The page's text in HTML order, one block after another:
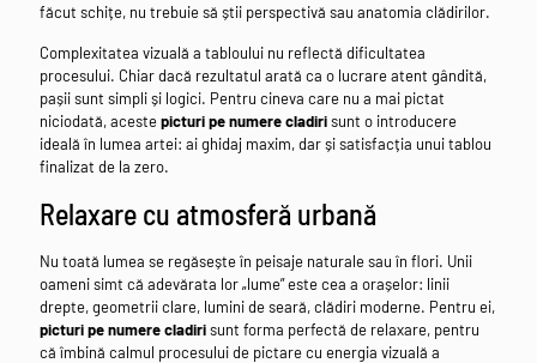
făcut schițe, nu trebuie să știi perspectivă sau anatomia clădirilor.
Complexitatea vizuală a tabloului nu reflectă dificultatea
procesului. Chiar dacă rezultatul arată ca o lucrare atent gândită,
pașii sunt simpli și logici. Pentru cineva care nu a mai pictat
niciodată, acestepicturi pe numere cladirisunt o introducere
ideală în lumea artei: ai ghidaj maxim, dar și satisfacția unui tablou
finalizat de la zero.
Relaxare cu atmosferă urbană
Nu toată lumea se regăsește în peisaje naturale sau în flori. Unii
oameni simt că adevărata lor „lume” este cea a orașelor: linii
drepte, geometrii clare, lumini de seară, clădiri moderne. Pentru ei,
picturi pe numere cladirisunt forma perfectă de relaxare, pentru
că îmbină calmul procesului de pictare cu energia vizuală a